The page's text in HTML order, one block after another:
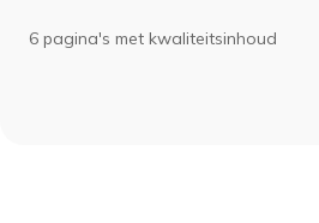
6 pagina's met kwaliteitsinhoud